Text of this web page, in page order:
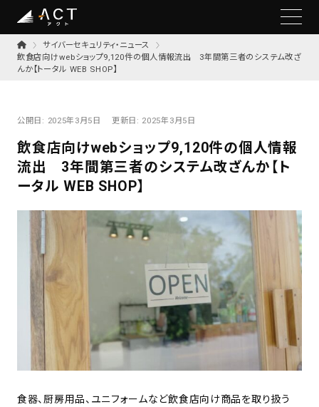
サイバーセキュリティ・ニュース
飲食店向けwebショップ9,120件の個人情報流出 3年間第三者のシステム改ざ
んか【トータル WEB SHOP】
公開日: 2025年3月5日 更新日: 2025年3月5日
飲食店向けwebショップ9,120件の個人情報
流出 3年間第三者のシステム改ざんか【ト
ータル WEB SHOP】
食器、厨房用品、ユニフォームなど飲食店向け商品を取り扱う